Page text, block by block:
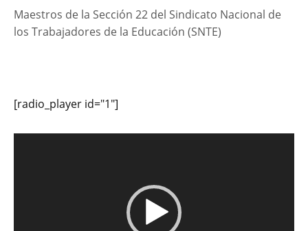
Maestros de la Sección 22 del Sindicato Nacional de
los Trabajadores de la Educación (SNTE)
[radio_player id="1"]